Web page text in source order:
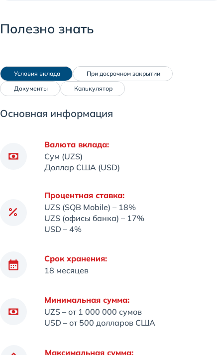
Полезно знать
Условия вклада
При досрочном закрытии
Документы
Калькулятор
Основная информация
Валюта вклада:
Сум (UZS)
Доллар США (USD)
Процентная ставка:
UZS (SQB Mobile) – 18%
UZS (офисы банка) – 17%
USD – 4%
Срок хранения:
18 месяцев
Минимальная сумма:
UZS – от 1 000 000 сумов
USD – от 500 долларов США
Максимальная сумма: